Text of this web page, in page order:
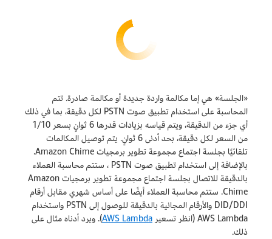
«الجلسة» هي إما مكالمة واردة جديدة أو مكالمة صادرة. تتم
المحاسبة على استخدام تطبيق صوت PSTN لكل دقيقة، بما في ذلك
أي جزء من الدقيقة، ويتم قياسه بزيادات قدرها 6 ثوانٍ بسعر 1/10
من السعر لكل دقيقة، بحد أدنى 6 ثوانٍ. يتم توصيل المكالمات
تلقائيًا بجلسة اجتماع مجموعة تطوير برمجيات Amazon Chime.
بالإضافة إلى استخدام تطبيق صوت PSTN ، ستتم محاسبة العملاء
بالدقيقة للاتصال بجلسة اجتماع مجموعة تطوير برمجيات Amazon
Chime. ستتم محاسبة العملاء أيضًا على أساس شهري مقابل أرقام
DID/DDI والأرقام المجانية بالدقيقة للوصول إلى PSTN واستخدام
AWS Lambda (انظر تسعير
AWS Lambda). ويرد أدناه مثال على
ذلك.